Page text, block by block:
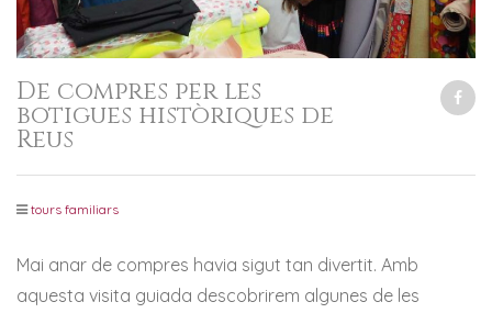
De compres per les
botigues històriques de
Reus
tours familiars
Mai anar de compres havia sigut tan divertit. Amb
aquesta visita guiada descobrirem algunes de les